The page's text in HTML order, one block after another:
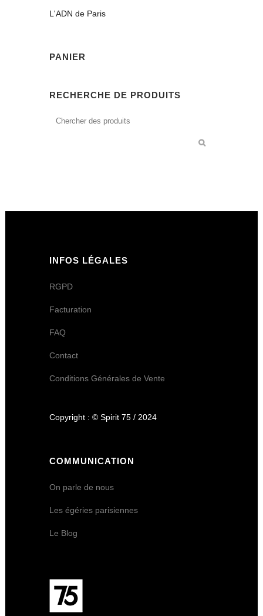
L'ADN de Paris
PANIER
RECHERCHE DE PRODUITS
INFOS LÉGALES
RGPD
Facturation
FAQ
Contact
Conditions Générales de Vente
Copyright : © Spirit 75 / 2024
COMMUNICATION
On parle de nous
Les égéries parisiennes
Le Blog